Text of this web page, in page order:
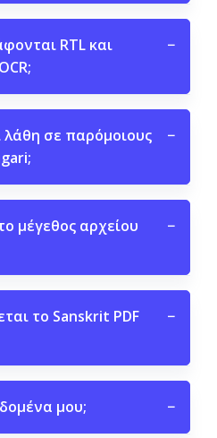
RTL και
−
λάθη σε παρόμοιους
−
μέγεθος αρχείου
−
το Sanskrit PDF
−
μου; −